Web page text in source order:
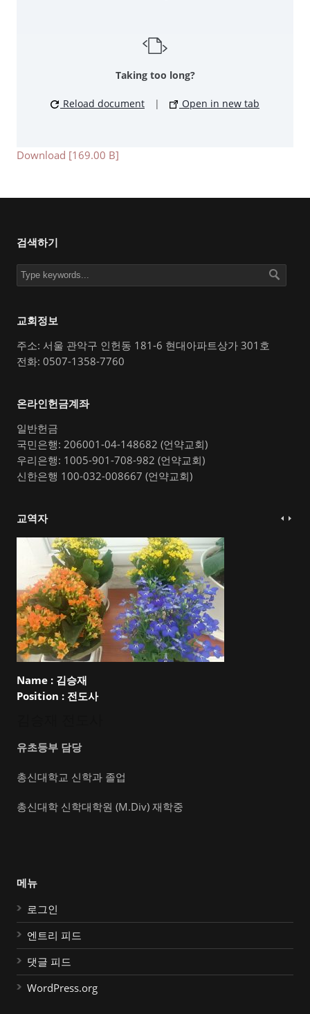
Taking too long?
Reload document | Open in new tab
Download [169.00 B]
검색하기
교회정보
주소: 서울 관악구 인헌동 181-6 현대아파트상가 301호
전화: 0507-1358-7760
온라인헌금계좌
일반헌금
국민은행: 206001-04-148682 (언약교회)
우리은행: 1005-901-708-982 (언약교회)
신한은행 100-032-008667 (언약교회)
교역자
Name : 김승재
Position : 전도사
유초등부 담당
총신대학교 신학과 졸업
총신대학 신학대학원 (M.Div) 재학중
메뉴
로그인
엔트리 피드
댓글 피드
WordPress.org